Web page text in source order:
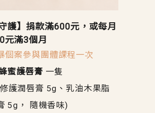
護】捐款滿600元，或每月
元滿3個月
個案參與團體課程一次
蜜護唇膏 一隻
護潤唇膏 5g、乳油木果脂
5g，
隨機香味)